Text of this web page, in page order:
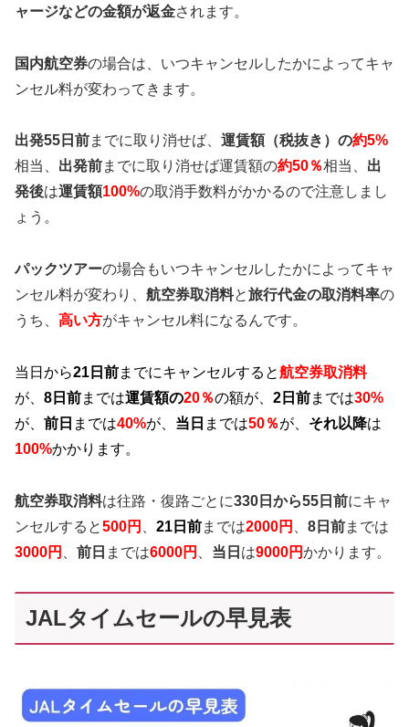
ャージなどの金額が返金されます。
国内航空券の場合は、いつキャンセルしたかによってキャ
ンセル料が変わってきます。
出発55日前までに取り消せば、 運賃額（税抜き）の約5%
相当、 出発前までに取り消せば運賃額の約50％相当、 出
発後は運賃額100%の取消手数料がかかるので注意しまし
ょう。
パックツアーの場合もいつキャンセルしたかによってキャ
ンセル料が変わり、 航空券取消料と旅行代金の取消料率の
うち、 高い方がキャンセル料になるんです。
当日から21日前までにキャンセルすると航空券取消料
が、 8日前までは運賃額の20％の額が、 2日前までは30%
が、 前日 までは40%が、 当日 までは50％が、 それ以降は
100%かかります。
航空券取消料は往路・復路ごとに330日から55日前にキャ
ンセルすると500円 21日前までは2000円 8日前までは
3000円
前日 までは6000円 当日 は9000円かかります。
JALタイムセールの早見表